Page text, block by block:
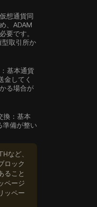
想通貨同
、ADAM
要です。
取引所か
基本通貨
金してく
る場合が
： 基本
準備が整い
など、
ロック
ること
ページ
ッペー